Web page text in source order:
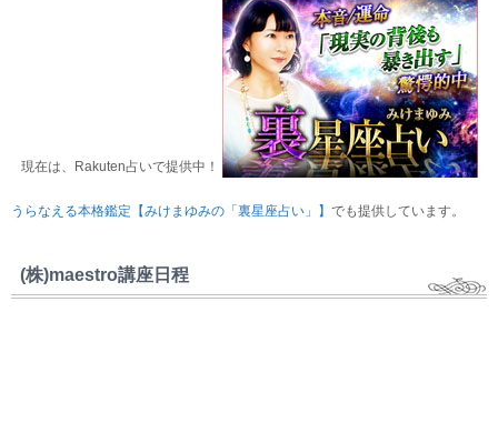
現在は、Rakuten占いで提供中！
うらなえる本格鑑定【みけまゆみの「裏星座占い」】 でも提供しています。
(株)maestro講座日程